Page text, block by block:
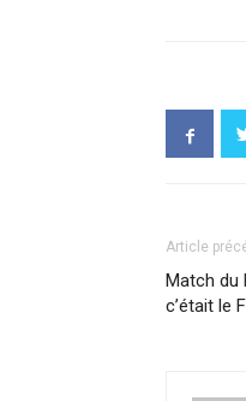
Article
Match du
c’était le